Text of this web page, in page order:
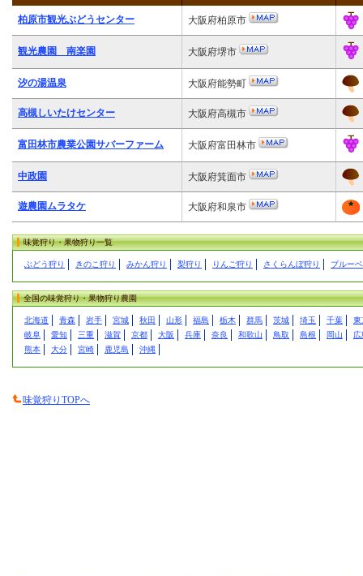
柏原市観光ぶどうセンター 大阪府柏原市
観光農園 南楽園 大阪府堺市
汐の湯温泉 大阪府能勢町
高槻しいたけセンター 大阪府高槻市
富田林市農業公園サバーファーム 大阪府富田林市
中政園 大阪府箕面市
遊農園ムラタケ 大阪府和泉市
味覚狩り・果物狩り一覧
ぶどう狩り きのこ狩り みかん狩り 梨狩り りんご狩り さくらんぼ狩り ブルー
全国の味覚狩り・果物狩り農園
北海道 青森 岩手 宮城 秋田 山形 福島 栃木 群馬 茨城 埼玉 千葉
東
岐阜
愛知 三重 滋賀 京都 大阪 兵庫 奈良 和歌山 鳥取 島根 岡山
広
熊本
大分 宮崎 鹿児島 沖縄
味覚狩りTOPへ